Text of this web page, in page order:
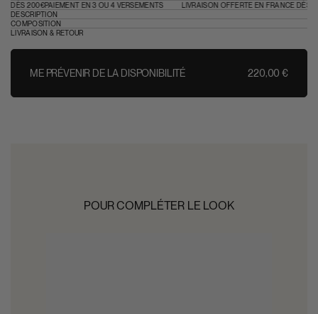
ME PRÉVENIR DE LA DISPONIBILITÉ
220,00 €
DÈS 200€PAIEMENT EN 3 OU 4 VERSEMENTS
LIVRAISON OFFERTE EN FRANCE DÈS
DESCRIPTION
COMPOSITION
LIVRAISON & RETOUR
POUR COMPLÉTER LE LOOK